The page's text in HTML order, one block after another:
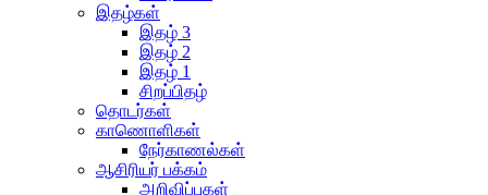
இதழ்கள்
இதழ் 3
இதழ் 2
இதழ் 1
சிறப்பிதழ்
தொடர்கள்
காணொளிகள்
நேர்காணல்கள்
ஆசிரியர் பக்கம்
அறிவிப்புகள்